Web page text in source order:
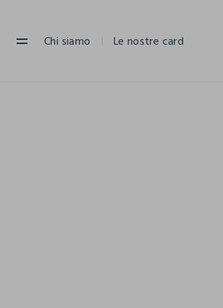
Chi siamo Le nostre card